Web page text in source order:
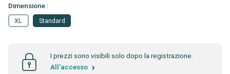
Dimensione :
XL Standard
I prezzi sono visibili solo dopo la registrazione.
All'accesso